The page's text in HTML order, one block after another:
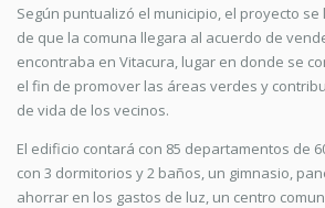
Según puntualizó el municipio, el proyecto
de que la comuna llegara al acuerdo de
encontraba en Vitacura, lugar en donde se
el fin de promover las áreas verdes y
de vida de los vecinos.
El edificio contará con 85 departamentos de
con 3 dormitorios y 2 baños, un gimnasio,
ahorrar en los gastos de luz, un centro